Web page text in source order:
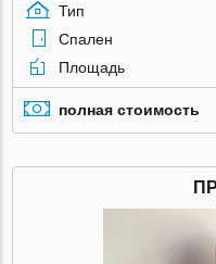
Тип
Спален
Площадь
полная стоимость